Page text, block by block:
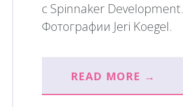
с Spinnaker Development.
Фотографии Jeri Koegel.
READ MORE →